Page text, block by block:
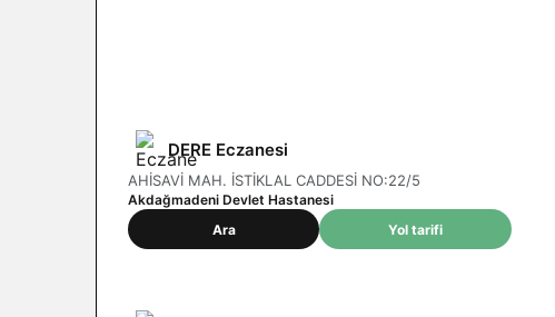
DERE Eczanesi
AHİSAVİ MAH. İSTİKLAL CADDESİ NO:22/5
Akdağmadeni Devlet Hastanesi
Ara
Yol tarifi